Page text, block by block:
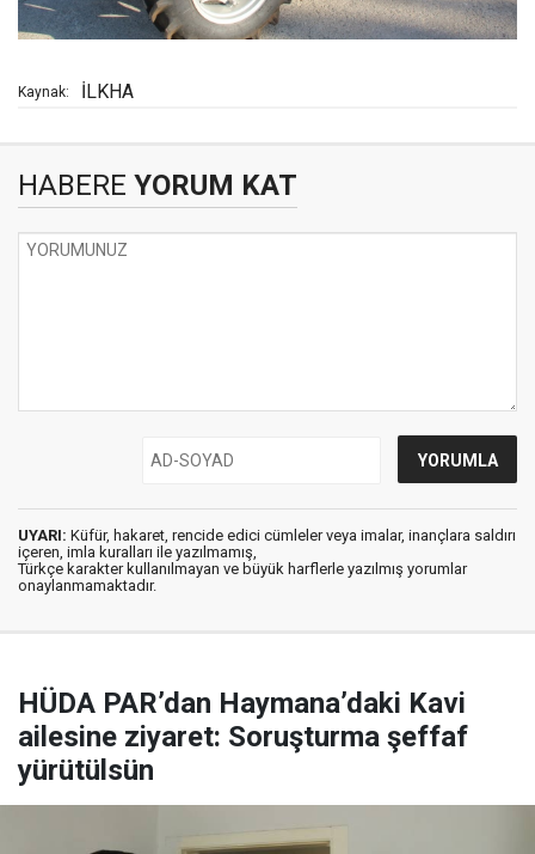
Kaynak: İLKHA
HABERE YORUM KAT
UYARI: Küfür, hakaret, rencide edici cümleler veya imalar, inançlara saldırı
içeren, imla kuralları ile yazılmamış,
Türkçe karakter kullanılmayan ve büyük harflerle yazılmış yorumlar
onaylanmamaktadır.
HÜDA PAR’dan Haymana’daki Kavi
ailesine ziyaret: Soruşturma şeffaf
yürütülsün